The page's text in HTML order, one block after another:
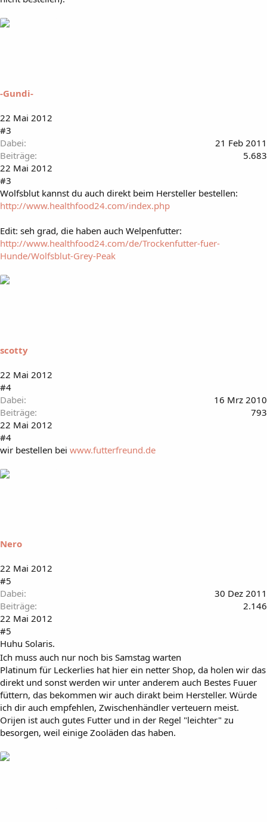
-Gundi-
22 Mai 2012
#3
Dabei
21 Feb 2011
Beiträge
5.683
22 Mai 2012
#3
Wolfsblut kannst du auch direkt beim Hersteller bestellen:
http://www.healthfood24.com/index.php
Edit: seh grad, die haben auch Welpenfutter:
http://www.healthfood24.com/de/Trockenfutter-fuer-
Hunde/Wolfsblut-Grey-Peak
scotty
22 Mai 2012
#4
Dabei
16 Mrz 2010
Beiträge
793
22 Mai 2012
#4
wir bestellen bei www.futterfreund.de
Nero
22 Mai 2012
#5
Dabei
30 Dez 2011
Beiträge
2.146
22 Mai 2012
#5
Huhu Solaris.
Ich muss auch nur noch bis Samstag warten
Platinum für Leckerlies hat hier ein netter Shop, da holen wir das
direkt und sonst werden wir unter anderem auch Bestes Fuuer
füttern, das bekommen wir auch dirakt beim Hersteller. Würde
ich dir auch empfehlen, Zwischenhändler verteuern meist.
Orijen ist auch gutes Futter und in der Regel "leichter" zu
besorgen, weil einige Zooläden das haben.